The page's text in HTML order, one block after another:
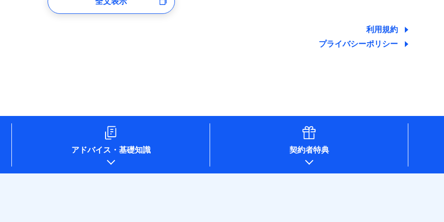
あるもしくは委託を受けている保険会社・提携会社の保険その他に関する情報を提供し、金融商品等の契約を勧奨するた
に付帯、関連する当社および提携会社のサービスを案内、提供するため
sompo.co.jp/)
design.net/)
)
利用規約
プライバシーポリシー
アドバイス ・ 基礎知識 契約者特典